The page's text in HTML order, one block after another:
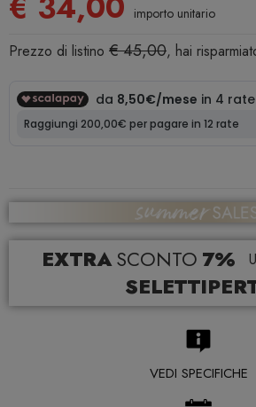
importo unitario
Prezzo di listino € 45,00, hai
EXTRA SCONTO 7%
VEDI SPECIFICHE